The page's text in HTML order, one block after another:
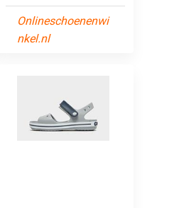
Onlineschoenenwi
nkel.nl